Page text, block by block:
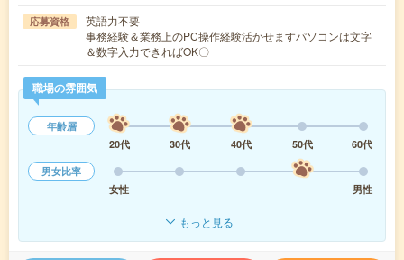
応募資格
英語力不要
事務経験＆業務上のPC操作経験活かせますパソコンは文字
＆数字入力できればOK〇
職場の雰囲気
年齢層
20代
30代 40代 50代
60代
男女比率
女性
男性
もっと見る